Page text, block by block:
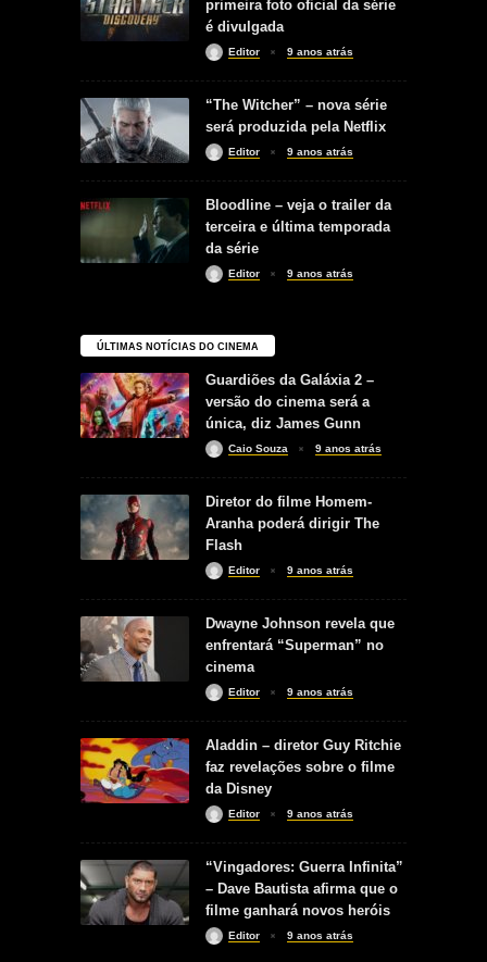
primeira foto oficial da série
é divulgada
Editor 9 anos atrás
“The Witcher” – nova série
será produzida pela Netflix
Editor 9 anos atrás
Bloodline – veja o trailer da
terceira e última temporada
da série
Editor 9 anos atrás
ÚLTIMAS NOTÍCIAS DO CINEMA
Guardiões da Galáxia 2 –
versão do cinema será a
única, diz James Gunn
Caio Souza 9 anos atrás
Diretor do filme Homem-
Aranha poderá dirigir The
Flash
Editor 9 anos atrás
Dwayne Johnson revela que
enfrentará “Superman” no
cinema
Editor 9 anos atrás
Aladdin – diretor Guy Ritchie
faz revelações sobre o filme
da Disney
Editor 9 anos atrás
“Vingadores: Guerra Infinita”
– Dave Bautista afirma que o
filme ganhará novos heróis
Editor 9 anos atrás